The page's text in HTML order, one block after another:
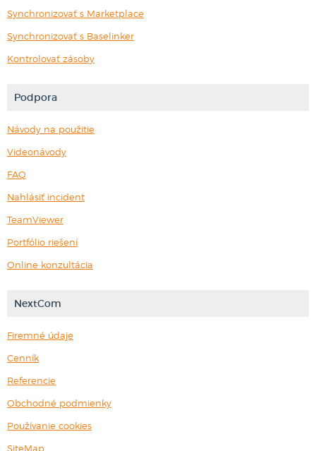
Synchronizovať s Marketplace
Synchronizovať s Baselinker
Kontrolovať zásoby
Podpora
Návody na použitie
Videonávody
FAQ
Nahlásiť incident
TeamViewer
Portfólio riešení
Online konzultácia
NextCom
Firemné údaje
Cenník
Referencie
Obchodné podmienky
Používanie cookies
SiteMap